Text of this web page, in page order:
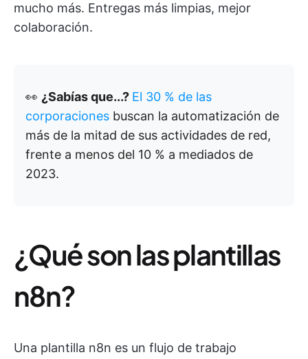
mucho más. Entregas más limpias, mejor
colaboración.
👀 ¿Sabías que...? El 30 % de las
corporaciones buscan la automatización de
más de la mitad de sus actividades de red,
frente a menos del 10 % a mediados de
2023.
¿Qué son las plantillas
n8n?
Una plantilla n8n es un flujo de trabajo